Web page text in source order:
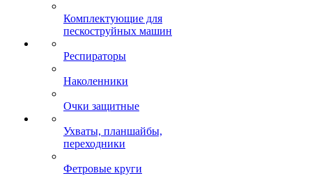
Комплектующие для
пескоструйных машин
Респираторы
Наколенники
Очки защитные
Ухваты, планшайбы,
переходники
Фетровые круги